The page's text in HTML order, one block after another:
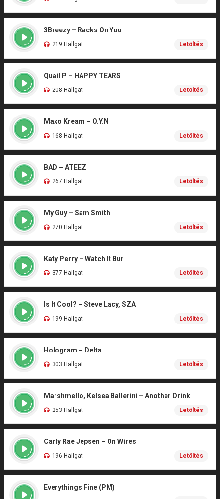
3Breezy – Racks On You
219 Hallgat Letöltés
Quail P – HAPPY TEARS
208 Hallgat Letöltés
Maxo Kream – O.Y.N
168 Hallgat Letöltés
BAD – ATEEZ
267 Hallgat Letöltés
My Guy – Sam Smith
270 Hallgat Letöltés
Katy Perry – Watch It Bur
377 Hallgat Letöltés
Is It Cool? – Steve Lacy, SZA
199 Hallgat Letöltés
Hologram – Delta
303 Hallgat Letöltés
Marshmello, Kelsea Ballerini – Another Drink
253 Hallgat Letöltés
Carly Rae Jepsen – On Wires
196 Hallgat Letöltés
Everythings Fine (PM)